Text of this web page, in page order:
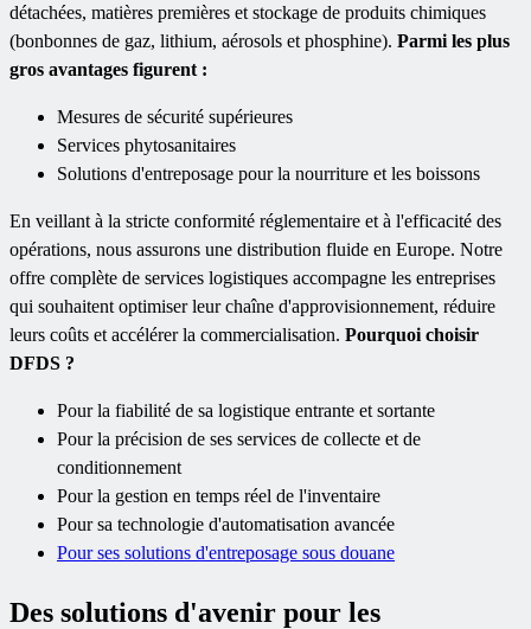
détachées, matières premières et stockage de produits chimiques
(bonbonnes de gaz, lithium, aérosols et phosphine). Parmi les plus
gros avantages figurent :
Mesures de sécurité supérieures
Services phytosanitaires
Solutions d'entreposage pour la nourriture et les boissons
En veillant à la stricte conformité réglementaire et à l'efficacité des
opérations, nous assurons une distribution fluide en Europe. Notre
offre complète de services logistiques accompagne les entreprises
qui souhaitent optimiser leur chaîne d'approvisionnement, réduire
leurs coûts et accélérer la commercialisation. Pourquoi choisir
DFDS ?
Pour la fiabilité de sa logistique entrante et sortante
Pour la précision de ses services de collecte et de
conditionnement
Pour la gestion en temps réel de l'inventaire
Pour sa technologie d'automatisation avancée
Pour ses solutions d'entreposage sous douane
Des solutions d'avenir pour les